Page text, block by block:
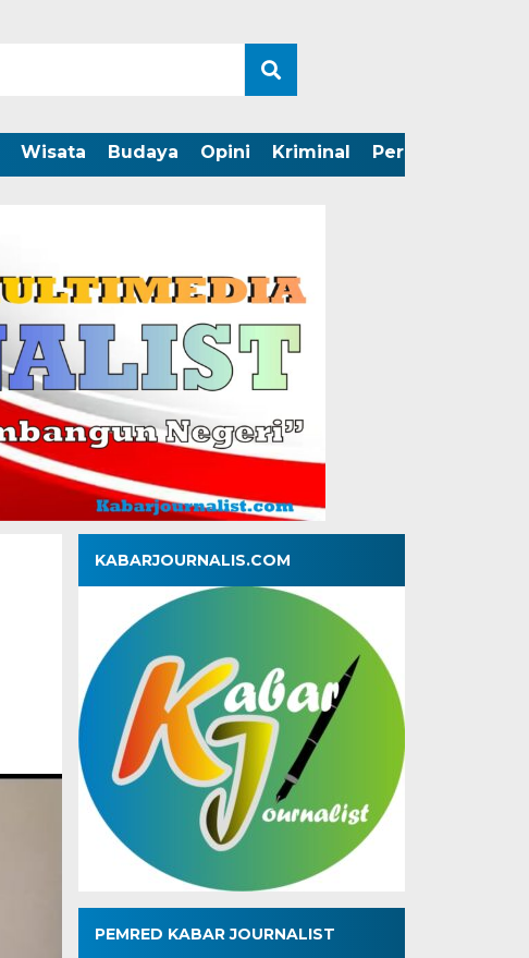
Wisata Budaya Opini Kriminal Peristiwa
KABARJOURNALIS.COM
PEMRED KABAR JOURNALIST